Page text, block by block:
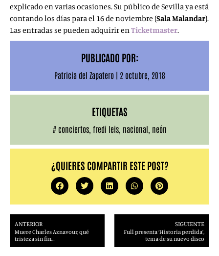
explicado en varias ocasiones. Su público de Sevilla ya está
contando los días para el 16 de noviembre (Sala Malandar).
Las entradas se pueden adquirir enTicketmaster.
PUBLICADO POR:
Patricia del Zapatero | 2 octubre, 2018
ETIQUETAS
# conciertos, fredi leis, nacional neón
¿QUIERES COMPARTIR ESTE POST?
ANTERIOR
Muere Charles Aznavour, qué
tristeza sin fin…
SIGUIENTE
Full presenta ‘Historia perdida’,
tema de su nuevo disco